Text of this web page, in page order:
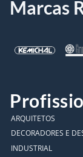
Marcas
ARQUITETOS
DECORADORES E
INDUSTRIAL